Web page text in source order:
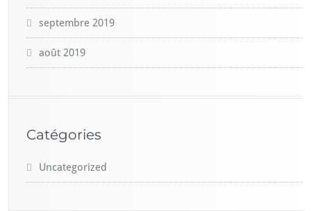
septembre 2019
août 2019
Catégories
Uncategorized